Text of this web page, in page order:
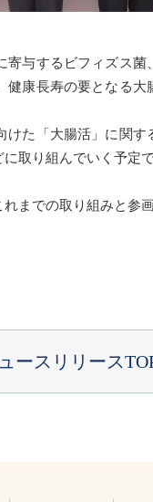
寄与するビフィズス
康長寿の要となる
た「大腸活」に関
取り組んでいく予定で
までの取り組みと参
ースリリース